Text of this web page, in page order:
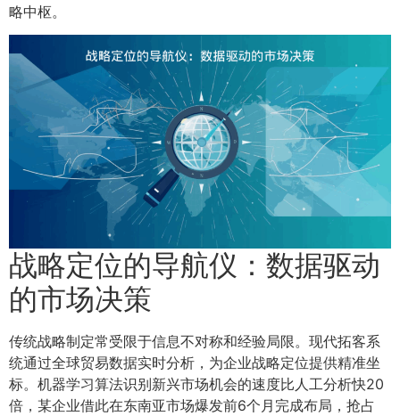
略中枢。
战略定位的导航仪：数据驱动
的市场决策
传统战略制定常受限于信息不对称和经验局限。现代拓客系
统通过全球贸易数据实时分析，为企业战略定位提供精准坐
标。机器学习算法识别新兴市场机会的速度比人工分析快20
倍，某企业借此在东南亚市场爆发前6个月完成布局，抢占